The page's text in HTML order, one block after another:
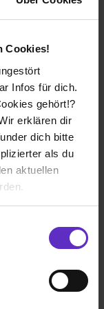
Cookies!
Infos für dich.
gehört!?
erklären dir
dich bitte
als du
aktuellen
zu
an:
eine